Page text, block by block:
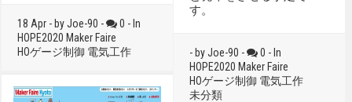
18 Apr - by Joe-90 -
0 - In
HOPE2020 Maker Faire
HOゲージ制御 電気工作
す。
- by Joe-90 -
0 - In
HOPE2020 Maker Faire
HOゲージ制御 電気工作
未分類